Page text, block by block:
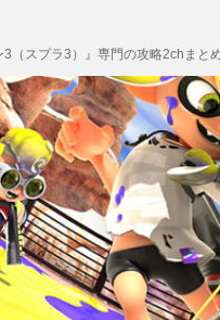
（スプラ3）』専門の攻略2chまと